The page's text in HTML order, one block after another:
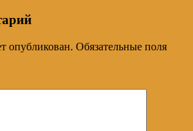
опубликован. Обязательные поля